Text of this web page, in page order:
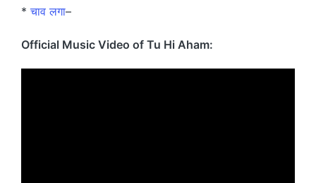
*चाव लगा–
Official Music Video of Tu Hi Aham: